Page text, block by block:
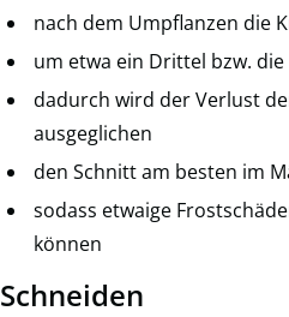
nach dem Umpflanzen die
um etwa ein Drittel bzw.
dadurch wird der Verlust
ausgeglichen
den Schnitt am besten im
sodass etwaige
können
Schneiden